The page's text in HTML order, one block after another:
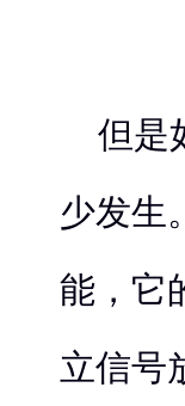
但是
少发生
能，它
立信号